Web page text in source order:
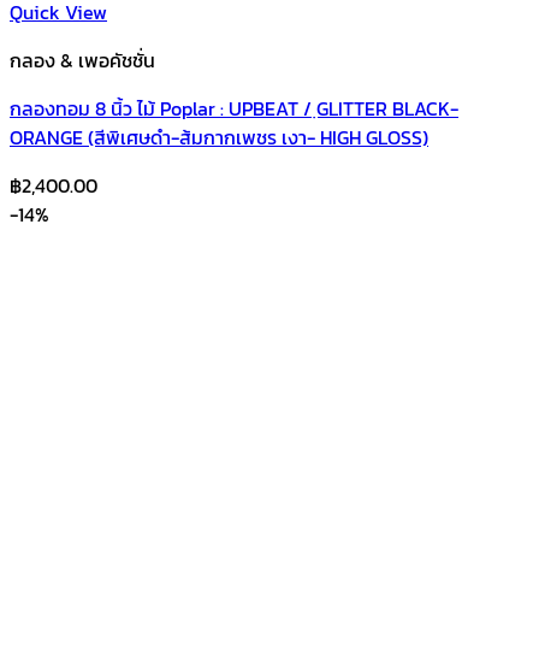
Quick View
กลอง & เพอคัชชั่น
กลองทอม 8 นิ้ว ไม้ Poplar : UPBEAT / ฺGLITTER BLACK-
ORANGE (สีพิเศษดำ-ส้มกากเพชร เงา- HIGH GLOSS)
฿2,400.00
-14%